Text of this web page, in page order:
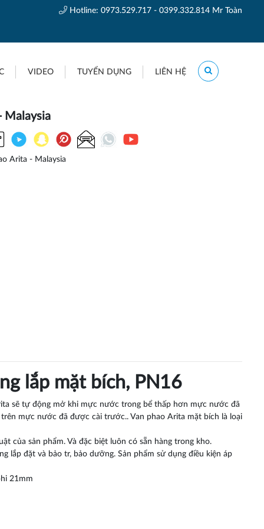
Hotline: 0973.529.717 - 0399.332.814 Mr Toàn
VIDEO TUYỂN DỤNG LIÊN HỆ
Malaysia
Arita - Malaysia
lắp mặt bích, PN16
sẽ tự động mở khi mực nước trong bể thấp hơn mực nước đã
mực nước đã được cài trước.. Van phao Arita mặt bích là loại
của sản phẩm. Và đặc biệt luôn có sẵn hàng trong kho.
lắp đặt và bảo tr, bảo dưỡng. Sản phẩm sử dụng điều kiện áp
21mm